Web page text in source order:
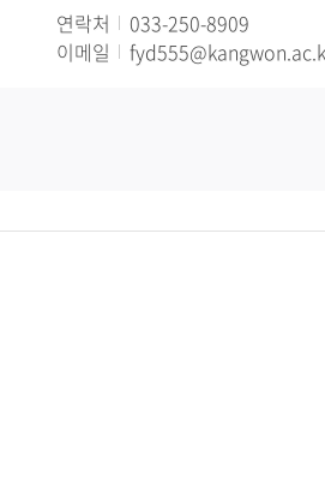
연락처
033-250-8909
이메일